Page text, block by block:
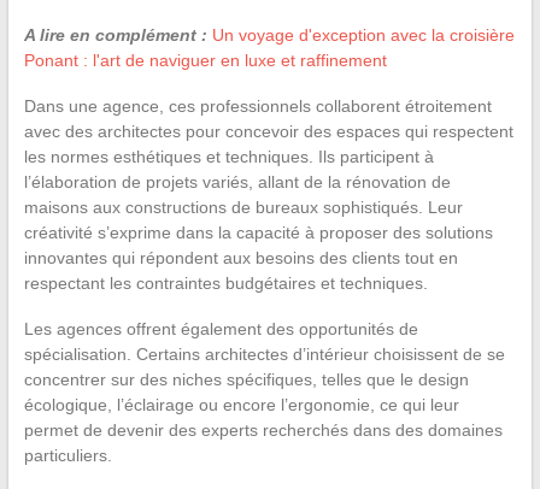
A lire en complément : Un voyage d'exception avec la croisière
Ponant : l'art de naviguer en luxe et raffinement
Dans une agence, ces professionnels collaborent étroitement
avec des architectes pour concevoir des espaces qui respectent
les normes esthétiques et techniques. Ils participent à
l’élaboration de projets variés, allant de la rénovation de
maisons aux constructions de bureaux sophistiqués. Leur
créativité s’exprime dans la capacité à proposer des solutions
innovantes qui répondent aux besoins des clients tout en
respectant les contraintes budgétaires et techniques.
Les agences offrent également des opportunités de
spécialisation. Certains architectes d’intérieur choisissent de se
concentrer sur des niches spécifiques, telles que le design
écologique, l’éclairage ou encore l’ergonomie, ce qui leur
permet de devenir des experts recherchés dans des domaines
particuliers.